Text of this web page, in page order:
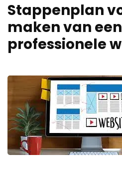
Stappenplan
maken van een
professionele